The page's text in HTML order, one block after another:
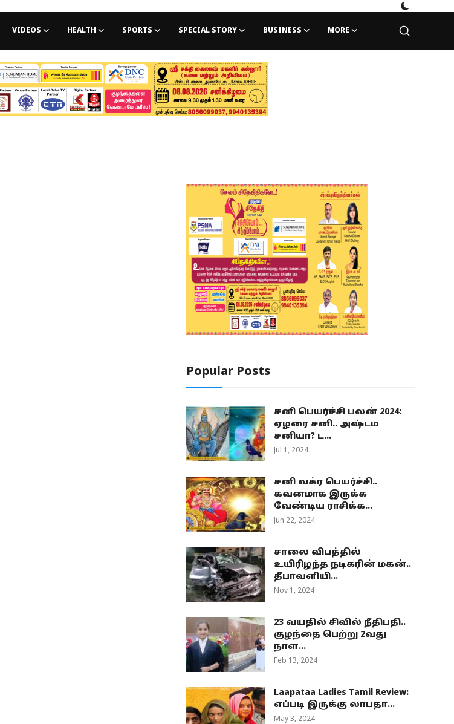
VIDEOS HEALTH SPORTS SPECIAL STORY BUSINESS MORE
Popular Posts
சனி பெயர்ச்சி பலன் 2024:
ஏழரை சனி.. அஷ்டம
சனியா? ட...
Jul 1, 2024
சனி வக்ர பெயர்ச்சி..
கவனமாக இருக்க
வேண்டிய ராசிக்க...
Jun 22, 2024
சாலை விபத்தில்
உயிரிழந்த நடிகரின் மகன்..
தீபாவளியி...
Nov 1, 2024
23 வயதில் சிவில் நீதிபதி..
குழந்தை பெற்று 2வது
நாள...
Feb 13, 2024
Laapataa Ladies Tamil Review:
எப்படி இருக்கு லாபதா...
May 3, 2024